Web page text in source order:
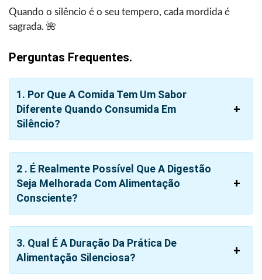
Quando o silêncio é o seu tempero, cada mordida é
sagrada. ‍‌‍‍‌‍‌‍‍‌🌺
Perguntas Frequentes.
1. Por Que A Comida Tem Um Sabor
Diferente Quando Consumida Em
Silêncio?
2 . É Realmente Possível Que A Digestão
Seja Melhorada Com Alimentação
Consciente?
3. Qual É A Duração Da Prática De
Alimentação Silenciosa?